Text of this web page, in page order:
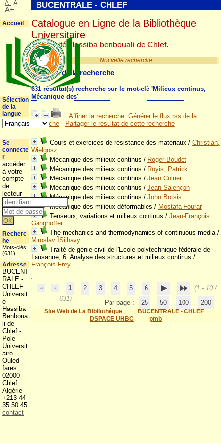
Nouvelle recherche
Résultat de la recherche
631 résultat(s) recherche sur le mot-clé 'Milieux continus,
Mécanique des'
Affiner la recherche Générer le flux rss de la
recherche
Partager le résultat de cette recherche
Cours et exercices de résistance des matériaux/ Christian,
Wielgosz
Mécanique des milieux continus / Roger Boudet
Mécanique des milieux continus / Royis, Patrick
Mécanique des milieux continus / Jean Coirier
Mécanique des milieux continus / Jean Salençon
Mécanique des milieux continus / John Botsis
Mécanique des milieux déformables / Mostafa Fourar
Tenseurs, variations et milieux continus / Jean-François
Ganghoffer
The mechanics and thermodynamics of continuous media/
Miroslav ÏSilhavy
Traité de génie civil de l'Ecole polytechnique fédérale de
Lausanne, 6. Analyse des structures et milieux continus /
François Frey
1 2 3 4 5 6
(1 - 10 /
631)
Par page : 25 50 100 200
Site Web de La Bibliothéque
BUCENTRALE - CHLEF
DSPACE UHBC
pmb
BUCENTRALE - CHLEF
Catalogue en Ligne de la Bibliothèque
Universitaire
Université Hassiba benbouali de Chlef.
A- A
A+
Accueil
Sélection
de la
langue
Se
connecte
r
accéder
à votre
compte
de
lecteur
Recherc
he
Mots-clés
(631)
Adresse
BUCENT
RALE -
CHLEF
Universit
é
Hassiba
Benboua
li de
Chlef -
Pole
Universit
aire
Ouled
fares
02000
Chlef
Algérie
+213 44
35 50 45
contact